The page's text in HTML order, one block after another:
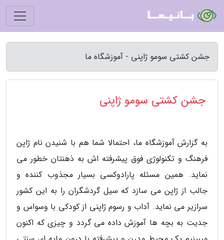
جشن کشتی سومو ژاپنی - آموزشگاه ما
جشن کشتی سومو ژاپنی
به گزارش آموزشگاه ما، احتمالا شما هم با شنیدن نام ژاپن
فرهنگ و تکنولوژی فوق پیشرفته اش به ذهنتان خطور می
نماید. همین مسئله پارادوکسی بسیار مجذوب کننده و
جالب از ژاپن می سازد که سیل گردشگران را به این کشور
سرازیر می نماید. آداب و رسوم ژاپنی از کودکی با وسواس و
جدیت به بچه ها آموزش داده می گردد و چیزی که اکنون